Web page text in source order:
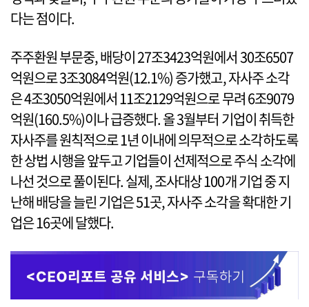
다는 점이다.
주주환원 부문중, 배당이 27조3423억원에서 30조6507
억원으로 3조3084억원(12.1%) 증가했고, 자사주 소각
은 4조3050억원에서 11조2129억원으로 무려 6조9079
억원(160.5%)이나 급증했다. 올 3월부터 기업이 취득한
자사주를 원칙적으로 1년 이내에 의무적으로 소각하도록
한 상법 시행을 앞두고 기업들이 선제적으로 주식 소각에
나선 것으로 풀이된다. 실제, 조사대상 100개 기업 중 지
난해 배당을 늘린 기업은 51곳, 자사주 소각을 확대한 기
업은 16곳에 달했다.